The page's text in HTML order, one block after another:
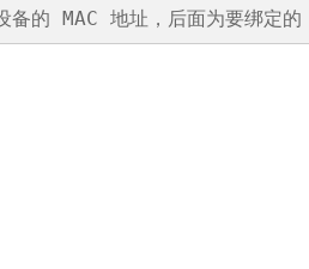
和 地址，后面为要绑定的